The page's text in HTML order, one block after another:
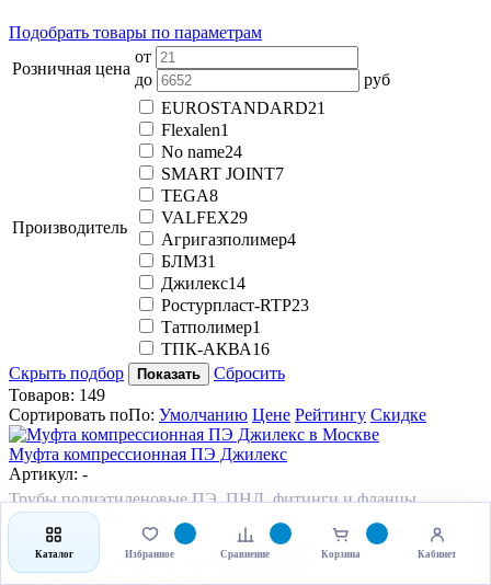
Подобрать товары по параметрам
Розничная цена
от
до
руб
Производитель
EUROSTANDARD21
Flexalen1
No name24
SMART JOINT7
TEGA8
VALFEX29
Агригазполимер4
БЛМЗ1
Джилекс14
Ростурпласт-RTP23
Татполимер1
ТПК-АКВА16
Скрыть подбор
Показать
Сбросить
Товаров: 149
Сортировать поПо: Умолчанию Цене Рейтингу Скидке
Муфта компрессионная ПЭ Джилекс
Артикул: -
Трубы полиэтиленовые ПЭ, ПНД, фитинги и фланцы
От146.40руб
В корзину
Седелка ПЭ ВР ТПК-АКВА
Каталог Избранное Сравнение Корзина Кабинет